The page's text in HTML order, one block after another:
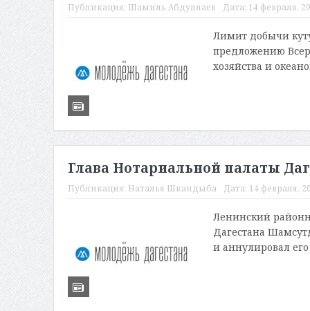
Публикация: Шамиль Абдуллаев Дата: 14 февраля,
Лимит добычи
предложению
хозяйства и
Глава Нотариальной палаты
Публикация: Наталья Шкандыба Дата: 14 февраля,
Ленинский
Дагестана
и аннулировал